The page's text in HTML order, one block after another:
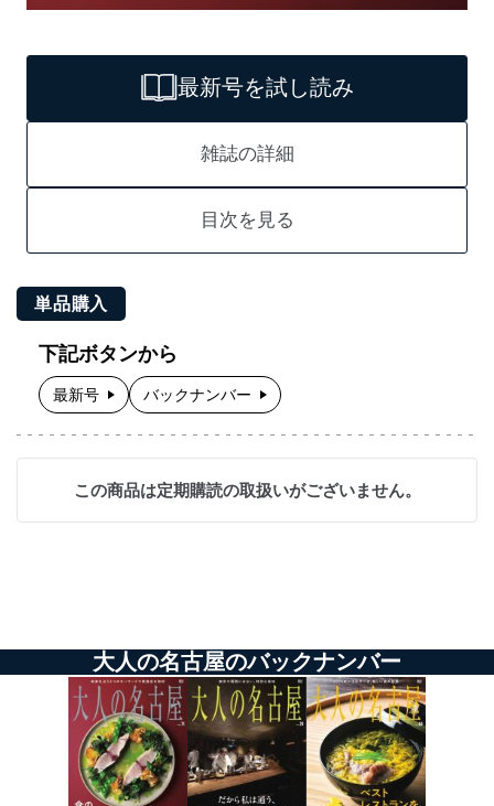
最新号を試し読み
雑誌の詳細
目次を見る
単品購入
下記ボタンから
最新号 バックナンバー
この商品は定期購読の取扱いがございません。
大人の名古屋のバックナンバー